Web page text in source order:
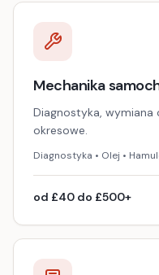
Mechanika
Diagnostyka, wymiana
okresowe.
Diagnostyka • Olej •
od £40 do £500+